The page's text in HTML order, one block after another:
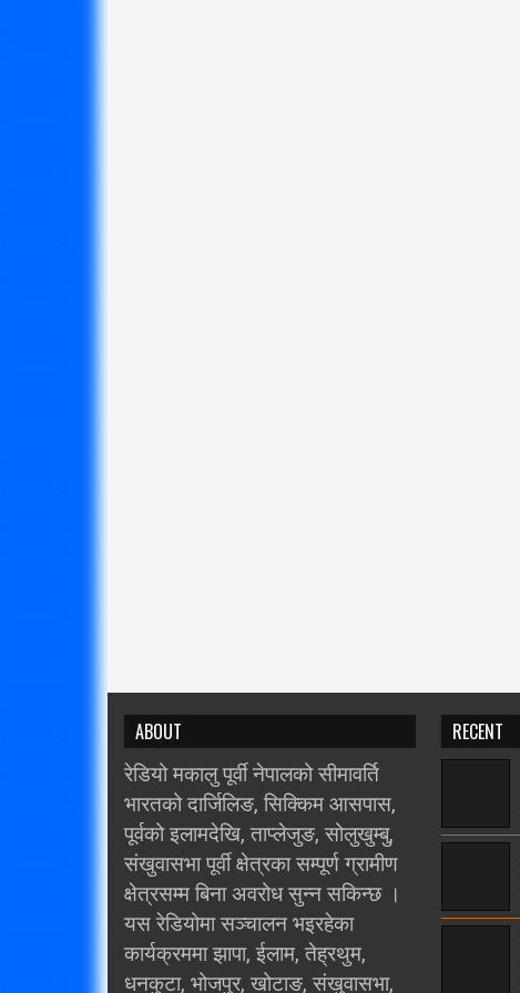
ABOUT
रेडियो मकालु पूर्वी नेपालको सीमावर्ति
भारतको दार्जिलिङ, सिक्किम आसपास,
पूर्वको इलामदेखि, ताप्लेजुङ, सोलुखुम्बु,
संखुवासभा पूर्वी क्षेत्रका सम्पूर्ण ग्रामीण
क्षेत्रसम्म बिना अवरोध सुन्न सकिन्छ ।
यस रेडियोमा सञ्चालन भइरहेका
कार्यक्रममा झापा, ईलाम, तेह्रथुम,
धनकुटा, भोजपुर, खोटाङ, संखुवासभा,
RECENT